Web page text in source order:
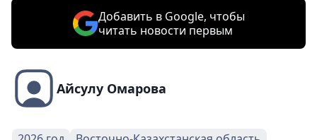
Добавить в Google, чтобы
читать новости первым
Айсулу Омарова